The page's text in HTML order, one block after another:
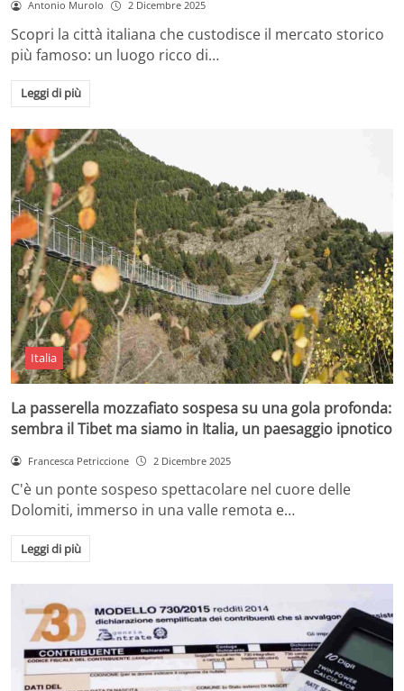
Antonio Murolo 2 Dicembre 2025
Scopri la città italiana che custodisce il mercato storico
più famoso: un luogo ricco di…
Leggi di più
Italia
La passerella mozzafiato sospesa su una gola profonda:
sembra il Tibet ma siamo in Italia, un paesaggio ipnotico
Francesca Petriccione 2 Dicembre 2025
C'è un ponte sospeso spettacolare nel cuore delle
Dolomiti, immerso in una valle remota e…
Leggi di più